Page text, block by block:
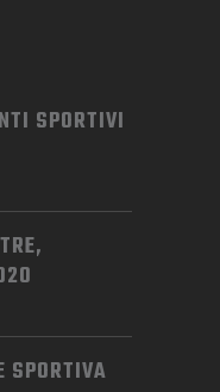
SPORTIVI
SPORTIVA